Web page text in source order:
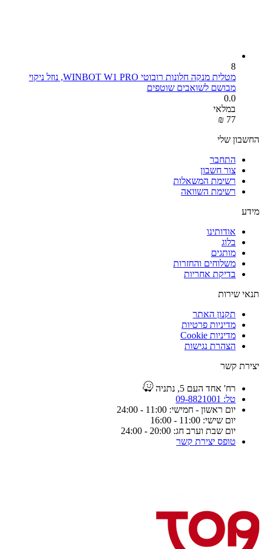
8
מטלית מנקה חלונות רובוטי WINBOT W1 PRO, נוזל ניקוי
מבושם לשואבים שוטפים
0.0
במלאי
₪ ‍77‍
החשבון שלי
התחבר
צור חשבון
רשימת המשאלות
רשימת השוואה
מידע
אודותינו
בלוג
מותגים
משלוחים והחזרות
בדיקת אחריות
תנאי שירות
תקנון האתר
מדיניות פרטיות
מדיניות Cookie
הצהרת נגישות
יצירת קשר
רח' אחד העם 5, נתניה
טל: 09-8821001
יום ראשון - חמישי: 11:00 - 24:00
יום שישי: 11:00 - 16:00
יום שבת וערב חג: 20:00 - 24:00
טופס יצירת קשר